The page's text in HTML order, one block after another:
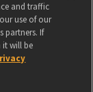
and traffic
use of our
partners. If
it will be